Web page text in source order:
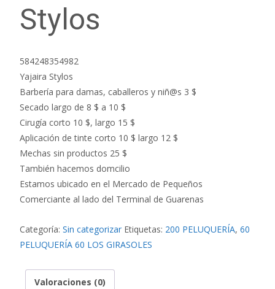
Stylos
584248354982
Yajaira Stylos
Barbería para damas, caballeros y niñ@s 3 $
Secado largo de 8 $ a 10 $
Cirugía corto 10 $, largo 15 $
Aplicación de tinte corto 10 $ largo 12 $
Mechas sin productos 25 $
También hacemos domcilio
Estamos ubicado en el Mercado de Pequeños
Comerciante al lado del Terminal de Guarenas
Categoría: Sin categorizar Etiquetas: 200 PELUQUERÍA, 60
PELUQUERÍA 60 LOS GIRASOLES
Valoraciones (0)